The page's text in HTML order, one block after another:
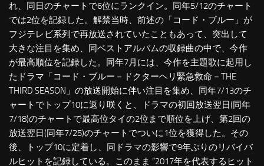
れ、同日のチャートで6位にランクイン。同年5/12のチャート
では2位を記録した。解禁当時、前述の「コード・ブルー」が
フジテレビ系列で再放送されていたこともあって、突出して
大きな注目を集め、同ベストアルバムの収録曲の中で、今作
が最高順位を記録した。同年7月には、今作を主題歌に起用し
たドラマ「コード・ブルー－ドクターヘリ緊急救命－THE
THIRD SEASON」の放送開始に伴い注目を集め、同年7/13のチ
ャートでトップ10に返り咲くと、ドラマの初回放送翌日(同年
7/18)のチャートで最高位タイの2位まで順位を上げ、第2回の
放送翌日(同年7/25)のチャートでついに1位を獲得した。その
後、トップ10に定着し、同ドラマの影響で9年ぶりのリバイバ
ルヒットを記録している。このまま “2017年を代表するヒット